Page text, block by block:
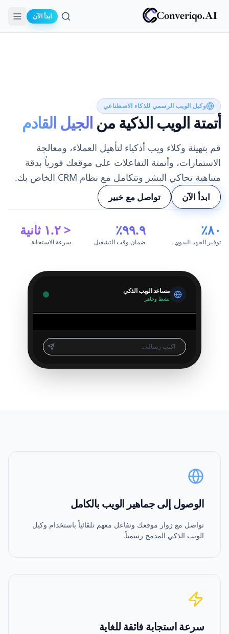
ابدأ الآن
وكيل الويب الرسمي للذكاء الاصطناعي
أتمتة الويب الذكية من الجيل القادم
قم بتهيئة وكلاء ويب أذكياء لتأهيل العملاء، ومعالجة
الاستمارات، وأتمتة التفاعلات على موقعك فورياً بدقة
متناهية تحاكي البشر وتتكامل مع نظام CRM الخاص بك.
ابدأ الآن تواصل مع خبير
٨٠٪
توفير الجهد اليدوي
٩٩.٩٪
ضمان وقت التشغيل
< ١.٢ ثانية
سرعة الاستجابة
مساعد الويب الذكي
نشط وجاهز
اكتب رسالة...
الوصول إلى جماهير الويب بالكامل
تواصل مع زوار موقعك وتفاعل معهم تلقائياً باستخدام وكيل
الويب الذكي المدمج رسمياً.
سرعة استجابة فائقة للغاية